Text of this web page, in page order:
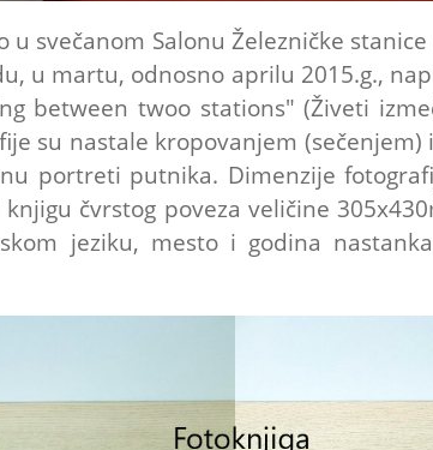
u svečanom Salonu Železničke
u martu, odnosno aprilu 2015.g.,
between twoo stations" (Živeti
su nastale kropovanjem
portreti putnika. Dimenzije
čvrstog poveza veličine
jeziku, mesto i godina